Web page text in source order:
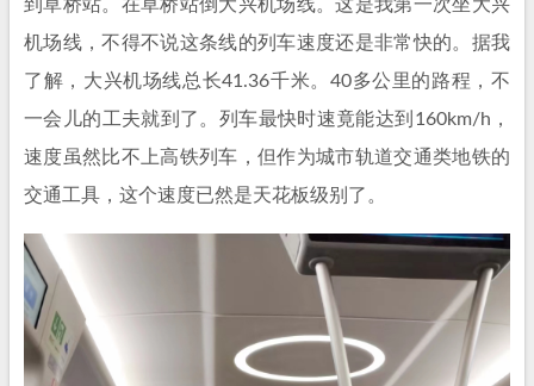
到草桥站。在草桥站倒大兴机场线。这是我第一次坐大兴
机场线，不得不说这条线的列车速度还是非常快的。据我
了解，大兴机场线总长41.36千米。40多公里的路程，不
一会儿的工夫就到了。列车最快时速竟能达到160km/h，
速度虽然比不上高铁列车，但作为城市轨道交通类地铁的
交通工具，这个速度已然是天花板级别了。